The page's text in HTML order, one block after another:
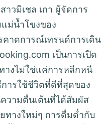
วมิเชล เกา ผู้จัดการ
ม่น้ำโขงของ
คาดการณ์เทรนด์การเดิน
เป็นการเปิด
างไม่ใช่แค่การหลีกหนี
ารใช้ชีวิตที่ดีที่สุดของ
ความตื่นเต้นที่ได้สัมผัส
ทางใหม่ๆ การดื่มด่ำกับ